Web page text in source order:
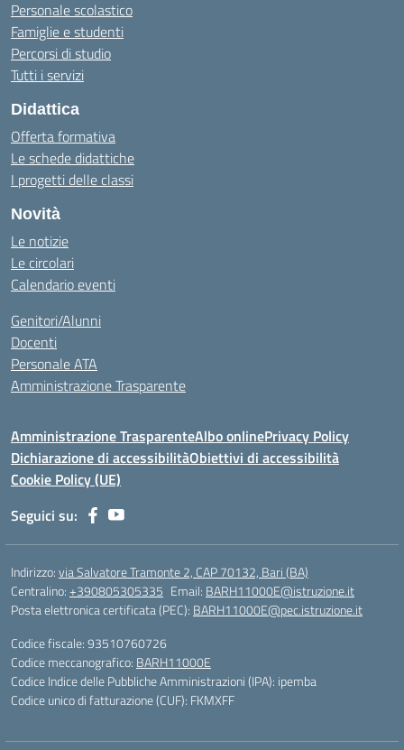
Personale scolastico
Famiglie e studenti
Percorsi di studio
Tutti i servizi
Didattica
Offerta formativa
Le schede didattiche
I progetti delle classi
Novità
Le notizie
Le circolari
Calendario eventi
Genitori/Alunni
Docenti
Personale ATA
Amministrazione Trasparente
Amministrazione TrasparenteAlbo onlinePrivacy Policy
Dichiarazione di accessibilitàObiettivi di accessibilità
Cookie Policy (UE)
Seguici su:
Indirizzo:via Salvatore Tramonte 2, CAP 70132, Bari (BA)
Centralino:+390805305335 Email: BARH11000E@istruzione.it
Posta elettronica certificata (PEC): BARH11000E@pec.istruzione.it
Codice fiscale: 93510760726
Codice meccanografico: BARH11000E
Codice Indice delle Pubbliche Amministrazioni (IPA): ipemba
Codice unico di fatturazione (CUF): FKMXFF